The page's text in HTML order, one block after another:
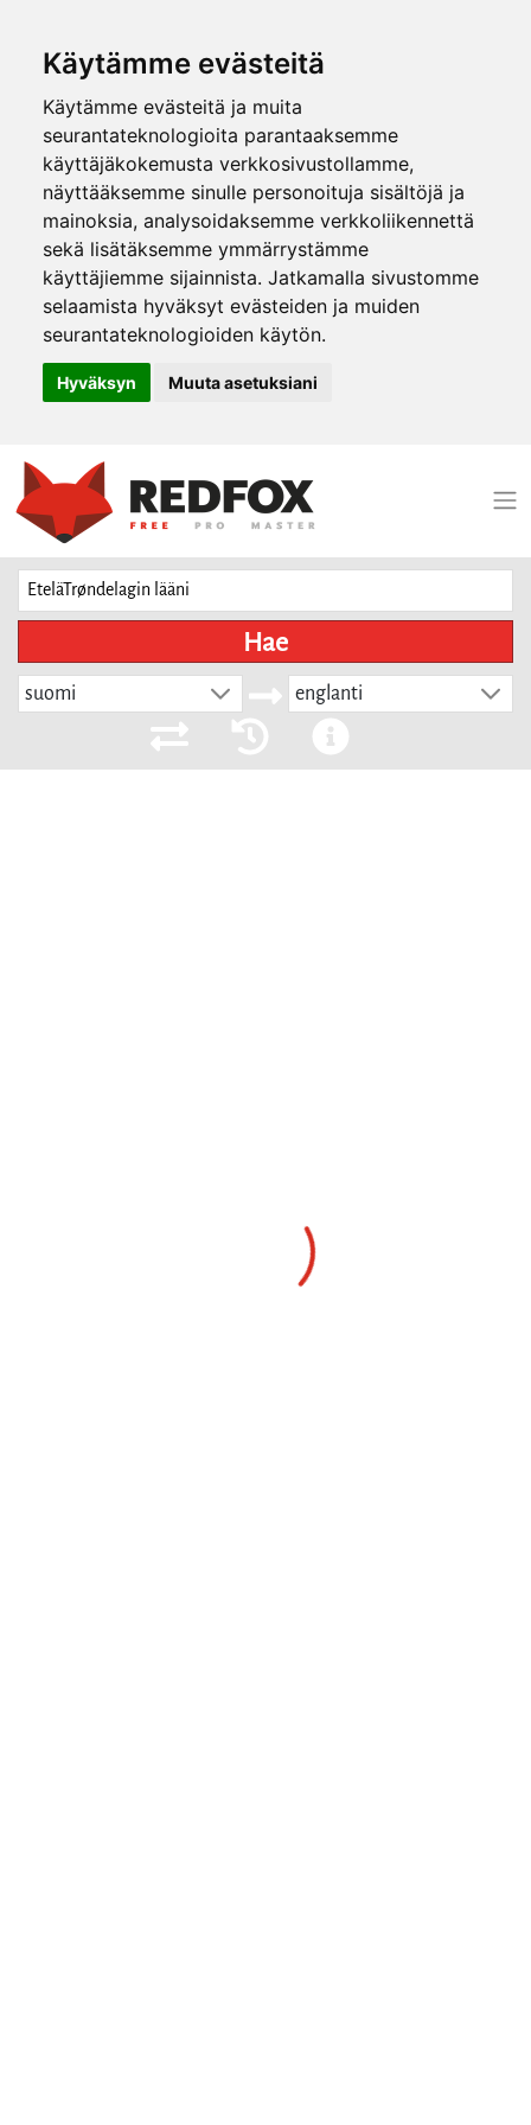
Käytämme evästeitä
Käytämme evästeitä ja muita
seurantateknologioita parantaaksemme
käyttäjäkokemusta verkkosivustollamme,
näyttääksemme sinulle personoituja sisältöjä ja
mainoksia, analysoidaksemme verkkoliikennettä
sekä lisätäksemme ymmärrystämme
käyttäjiemme sijainnista. Jatkamalla sivustomme
selaamista hyväksyt evästeiden ja muiden
seurantateknologioiden käytön.
Hyväksyn Muuta asetuksiani
Hae
suomi englanti